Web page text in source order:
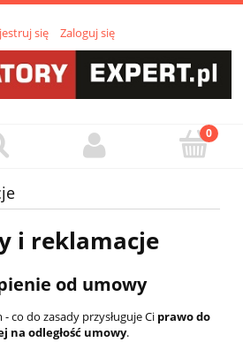
się Zaloguj się
i reklamacje
od umowy
co do zasady przysługuje Ci prawo do
na odległość umowy.